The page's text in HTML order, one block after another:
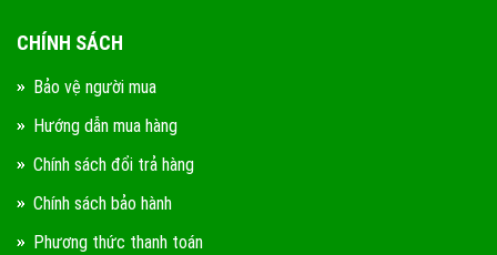
CHÍNH SÁCH
Bảo vệ người mua
Hướng dẫn mua hàng
Chính sách đổi trả hàng
Chính sách bảo hành
Phương thức thanh toán